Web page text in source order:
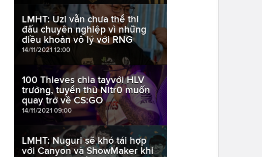
LMHT: Uzi vẫn chưa thể thi
đấu chuyên nghiệp vì những
điều khoản vô lý với RNG
14/11/2021 12:00
100 Thieves chia tayvới HLV
trưởng, tuyển thủ Nitr0 muốn
quay trở về CS:GO
14/11/2021 09:00
LMHT: Nuguri sẽ khó tái hợp
với Canyon và ShowMaker khi